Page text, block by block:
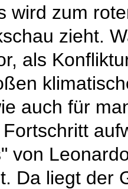
wird zum
zieht.
als
auch für
von
Da liegt der